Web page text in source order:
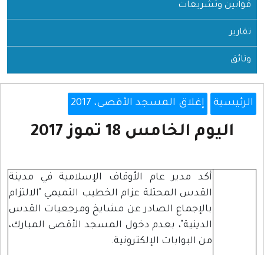
قوانين وتشريعات
تقارير
وثائق
الرئيسية إغلاق المسجد الأقصى، 2017
اليوم الخامس 18 تموز 2017
أكد مدير عام الأوقاف الإسلامية في مدينة
القدس المحتلة عزام الخطيب التميمي "الالتزام
بالإجماع الصادر عن مشايخ ومرجعيات القدس
الدينية"، بعدم دخول المسجد الأقصى المبارك،
من البوابات الإلكترونية.